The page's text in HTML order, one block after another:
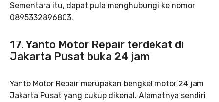
Sementara itu, dapat pula menghubungi ke nomor
0895332896803.
17. Yanto Motor Repair terdekat di
Jakarta Pusat buka 24 jam
Yanto Motor Repair merupakan bengkel motor 24 jam
Jakarta Pusat yang cukup dikenal. Alamatnya sendiri